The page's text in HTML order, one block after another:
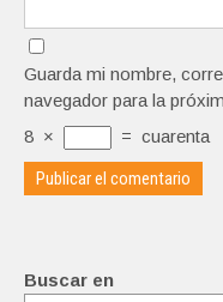
Guarda mi nombre,
navegador para la
8 × = cuarenta
Buscar en